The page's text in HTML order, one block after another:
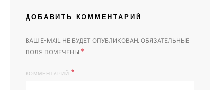
ДОБАВИТЬ КОММЕНТАРИЙ
ВАШ E-MAIL НЕ БУДЕТ ОПУБЛИКОВАН. ОБЯЗАТЕЛЬНЫЕ
ПОЛЯ ПОМЕЧЕНЫ *
КОММЕНТАРИЙ